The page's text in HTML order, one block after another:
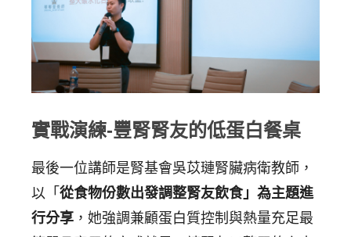
實戰演練-豐腎腎友的低蛋白餐桌
最後一位講師是腎基會吳苡璉腎臟病衛教師，
以「 從食物份數出發調整腎友飲食」為主題進
行分享 ，她強調兼顧蛋白質控制與熱量充足最